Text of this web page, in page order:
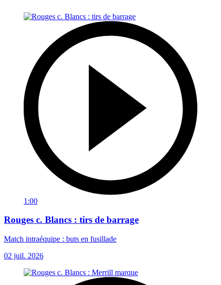
1:00
Rouges c. Blancs : tirs de barrage
Match intraéquipe : buts en fusillade
02 juil. 2026